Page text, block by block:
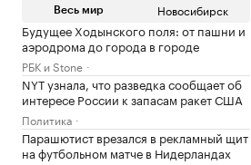
Весь мир Новосибирск
Будущее Ходынского поля: от пашни и
аэродрома до города в городе
РБК и Stone
NYT узнала, что разведка сообщает об
интересе России к запасам ракет США
Политика
Парашютист врезался в рекламный щит
на футбольном матче в Нидерландах